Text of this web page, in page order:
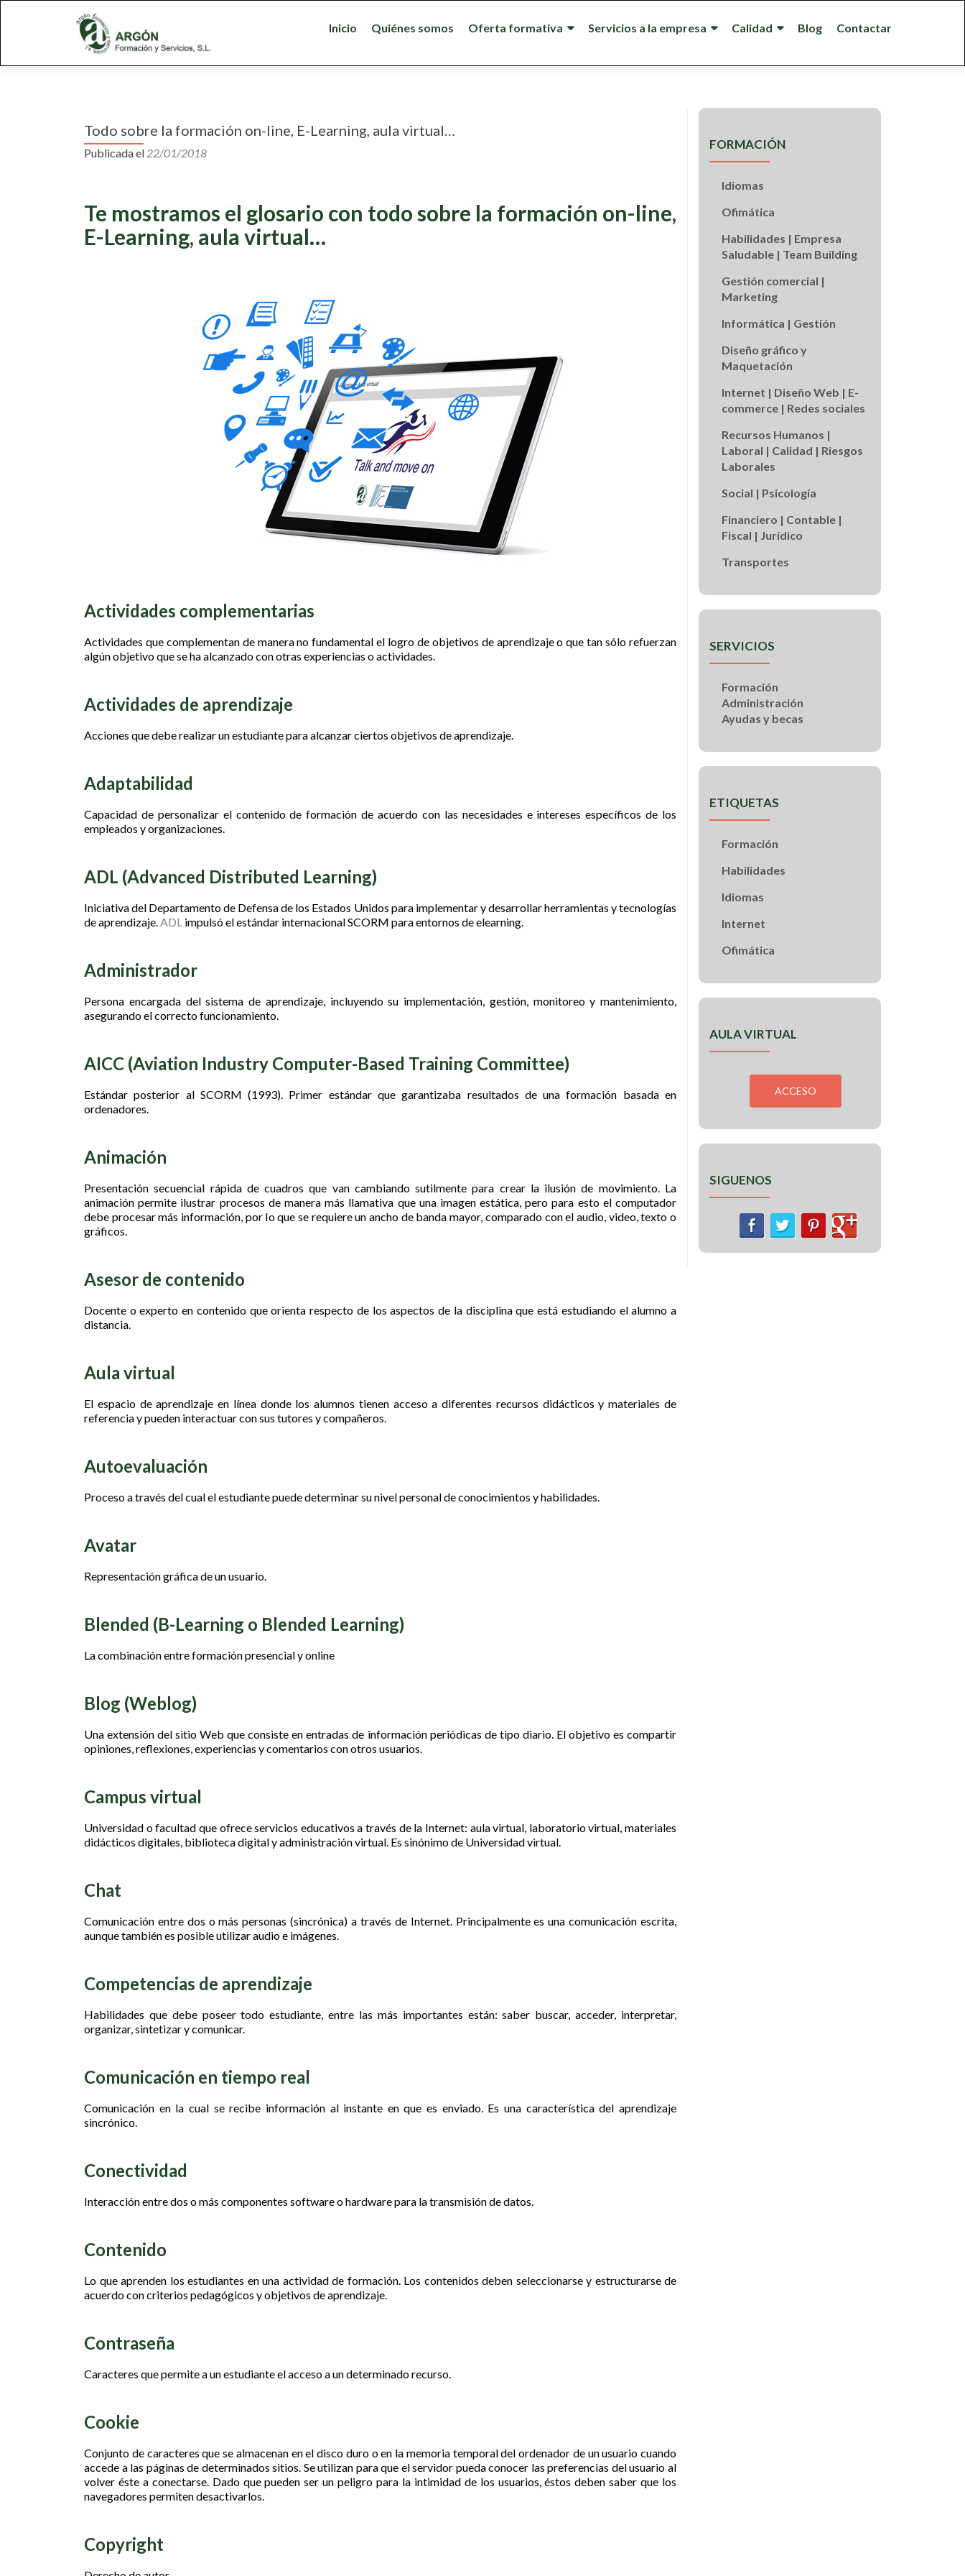
p
Menu
Inicio Quiénes somos Oferta formativa Servicios a la empresa Calidad Blog Contactar
Todo sobre la formación on-line, E-Learning, aula virtual…
Publicada el 22/01/2018
Te mostramos el glosario con todo sobre la formación on-line,
E-Learning, aula virtual…
Actividades complementarias
Actividades que complementan de manera no fundamental el logro de objetivos de aprendizaje o que tan sólo refuerzan
algún objetivo que se ha alcanzado con otras experiencias o actividades.
Actividades de aprendizaje
Acciones que debe realizar un estudiante para alcanzar ciertos objetivos de aprendizaje.
Adaptabilidad
Capacidad de personalizar el contenido de formación de acuerdo con las necesidades e intereses específicos de los
empleados y organizaciones.
ADL (Advanced Distributed Learning)
Iniciativa del Departamento de Defensa de los Estados Unidos para implementar y desarrollar herramientas y tecnologías
de aprendizaje.ADL impulsó el estándar internacional SCORM para entornos de elearning.
Administrador
Persona encargada del sistema de aprendizaje, incluyendo su implementación, gestión, monitoreo y mantenimiento,
asegurando el correcto funcionamiento.
AICC (Aviation Industry Computer-Based Training Committee)
Estándar posterior al SCORM (1993). Primer estándar que garantizaba resultados de una formación basada en
ordenadores.
Animación
Presentación secuencial rápida de cuadros que van cambiando sutilmente para crear la ilusión de movimiento. La
animación permite ilustrar procesos de manera más llamativa que una imagen estática, pero para esto el computador
debe procesar más información, por lo que se requiere un ancho de banda mayor, comparado con el audio, video, texto o
gráficos.
Asesor de contenido
Docente o experto en contenido que orienta respecto de los aspectos de la disciplina que está estudiando el alumno a
distancia.
Aula virtual
El espacio de aprendizaje en línea donde los alumnos tienen acceso a diferentes recursos didácticos y materiales de
referencia y pueden interactuar con sus tutores y compañeros.
Autoevaluación
Proceso a través del cual el estudiante puede determinar su nivel personal de conocimientos y habilidades.
Avatar
Representación gráfica de un usuario.
Blended (B-Learning o Blended Learning)
La combinación entre formación presencial y online
Blog (Weblog)
Una extensión del sitio Web que consiste en entradas de información periódicas de tipo diario. El objetivo es compartir
opiniones, reflexiones, experiencias y comentarios con otros usuarios.
Campus virtual
Universidad o facultad que ofrece servicios educativos a través de la Internet: aula virtual, laboratorio virtual, materiales
didácticos digitales, biblioteca digital y administración virtual. Es sinónimo de Universidad virtual.
Chat
Comunicación entre dos o más personas (sincrónica) a través de Internet. Principalmente es una comunicación escrita,
aunque también es posible utilizar audio e imágenes.
Competencias de aprendizaje
Habilidades que debe poseer todo estudiante, entre las más importantes están: saber buscar, acceder, interpretar,
organizar, sintetizar y comunicar.
Comunicación en tiempo real
Comunicación en la cual se recibe información al instante en que es enviado. Es una característica del aprendizaje
sincrónico.
Conectividad
Interacción entre dos o más componentes software o hardware para la transmisión de datos.
Contenido
Lo que aprenden los estudiantes en una actividad de formación. Los contenidos deben seleccionarse y estructurarse de
acuerdo con criterios pedagógicos y objetivos de aprendizaje.
Contraseña
Caracteres que permite a un estudiante el acceso a un determinado recurso.
Cookie
Conjunto de caracteres que se almacenan en el disco duro o en la memoria temporal del ordenador de un usuario cuando
accede a las páginas de determinados sitios. Se utilizan para que el servidor pueda conocer las preferencias del usuario al
volver éste a conectarse. Dado que pueden ser un peligro para la intimidad de los usuarios, éstos deben saber que los
navegadores permiten desactivarlos.
Copyright
FORMACIÓN
Idiomas
Ofimática
Habilidades | Empresa
Saludable | Team Building
Gestión comercial |
Marketing
Informática | Gestión
Diseño gráfico y
Maquetación
Internet | Diseño Web | E-
commerce | Redes sociales
Recursos Humanos |
Laboral | Calidad | Riesgos
Laborales
Social | Psicología
Financiero | Contable |
Fiscal | Jurídico
Transportes
SERVICIOS
Formación
Administración
Ayudas y becas
ETIQUETAS
Formación
Habilidades
Idiomas
Internet
Ofimática
AULA VIRTUAL
SIGUENOS